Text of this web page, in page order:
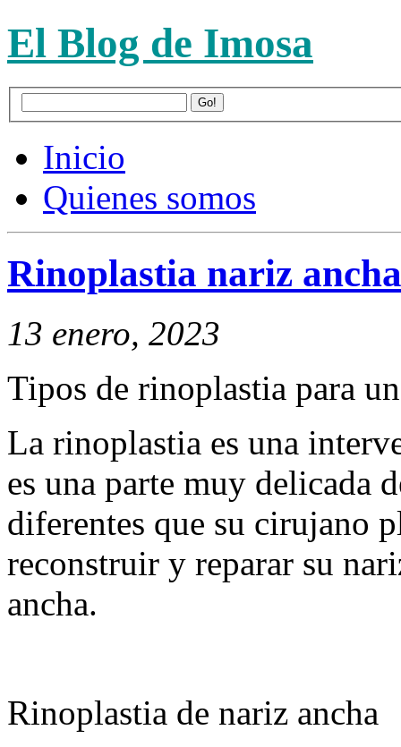
El Blog de Imosa
Inicio
Quienes somos
Rinoplastia nariz ancha
13 enero, 2023
Tipos de rinoplastia para
La rinoplastia es una
es una parte muy delicada
diferentes que su cirujano
reconstruir y reparar su
ancha.
Rinoplastia de nariz ancha